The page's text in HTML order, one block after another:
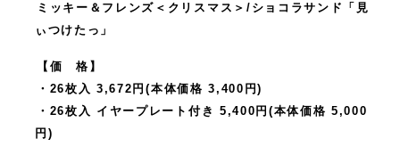
ミッキー＆フレンズ＜クリスマス＞/ショコラサンド「見
ぃつけたっ」
【価 格】
・26枚入 3,672円(本体価格 3,400円)
・26枚入 イヤープレート付き 5,400円(本体価格 5,000
円)